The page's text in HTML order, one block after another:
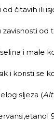
čitavih ili
zavisnosti
i male
i koristi se
sljeza (